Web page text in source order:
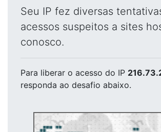
Seu IP fez diversas
acessos suspeitos a sites
conosco.
Para liberar o acesso do IP
responda ao desafio abaixo.